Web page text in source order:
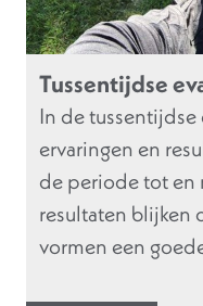
Tussentijdse
In de tussentijdse
ervaringen en
de periode tot en
resultaten blijken
vormen een